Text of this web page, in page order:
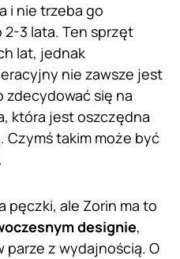
i nie trzeba go
3 lata. Ten sprzęt
lat, jednak
nie zawsze jest
zdecydować się na
która jest oszczędna
Czymś takim może być
pęczki, ale Zorin ma to
designie,
z wydajnością. O